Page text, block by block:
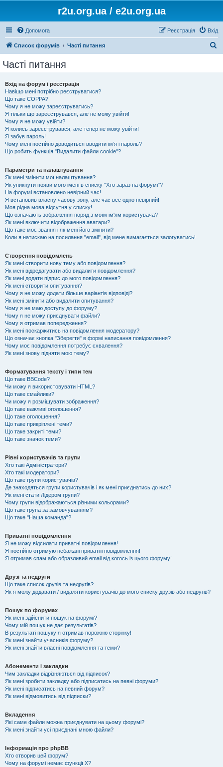
r2u.org.ua / e2u.org.ua
Допомога Вхід
Реєстрація
Список форумів Часті питання
Часті питання
Вхід на форум і реєстрація
Навіщо мені потрібно реєструватися?
Що таке COPPA?
Чому я не можу зареєструватись?
Я тільки що зареєструвався, але не можу увійти!
Чому я не можу увійти?
Я колись зареєструвався, але тепер не можу увійти!
Я забув пароль!
Чому мені постійно доводиться вводити ім’я і пароль?
Що робить функція "Видалити файли cookie"?
Параметри та налаштування
Як мені змінити мої налаштування?
Як уникнути появи мого імені в списку "Хто зараз на форумі"?
На форумі встановлено невірний час!
Я встановив власну часову зону, але час все одно невірний!
Моя рідна мова відсутня у списку!
Що означають зображення поряд з моїм ім'ям користувача?
Як мені включити відображення аватари?
Що таке моє звання і як мені його змінити?
Коли я натискаю на посилання "email", від мене вимагається залогуватись!
Створення повідомлень
Як мені створити нову тему або повідомлення?
Як мені відредагувати або видалити повідомлення?
Як мені додати підпис до мого повідомлення?
Як мені створити опитування?
Чому я не можу додати більше варіантів відповіді?
Як мені змінити або видалити опитування?
Чому я не маю доступу до форуму?
Чому я не можу приєднувати файли?
Чому я отримав попередження?
Як мені поскаржитись на повідомлення модератору?
Що означає кнопка "Зберегти" в формі написання повідомлення?
Чому моє повідомлення потребує схвалення?
Як мені знову підняти мою тему?
Форматування тексту і типи тем
Що таке BBCode?
Чи можу я використовувати HTML?
Що таке смайлики?
Чи можу я розміщувати зображення?
Що таке важливі оголошення?
Що таке оголошення?
Що таке прикріплені теми?
Що таке закриті теми?
Що таке значок теми?
Рівні користувачів та групи
Хто такі Адміністратори?
Хто такі модератори?
Що таке групи користувачів?
Де знаходяться групи користувачів і як мені приєднатись до них?
Як мені стати Лідером групи?
Чому групи відображаються різними кольорами?
Що таке група за замовчуванням?
Що таке "Наша команда"?
Приватні повідомлення
Я не можу відсилати приватні повідомлення!
Я постійно отримую небажані приватні повідомлення!
Я отримав спам або образливий email від когось із цього форуму!
Друзі та недруги
Що таке список друзів та недругів?
Як я можу додавати / видаляти користувачів до мого списку друзів або недругів?
Пошук по форумах
Як мені здійснити пошук на форумі?
Чому мій пошук не дає результатів?
В результаті пошуку я отримав порожню сторінку!
Як мені знайти учасників форуму?
Як мені знайти власні повідомлення та теми?
Абонементи і закладки
Чим закладки відрізняються від підписок?
Як мені зробити закладку або підписатись на певні форуми?
Як мені підписатись на певний форум?
Як мені відмовитись від підписки?
Вкладення
Які саме файли можна приєднувати на цьому форумі?
Як мені знайти усі приєднані мною файли?
Інформація про phpBB
Хто створив цей форум?
Чому на форумі немає функції X?